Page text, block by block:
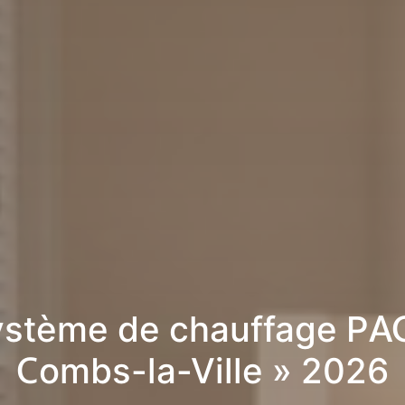
de chauffage
Combs-la-Ville » 2026